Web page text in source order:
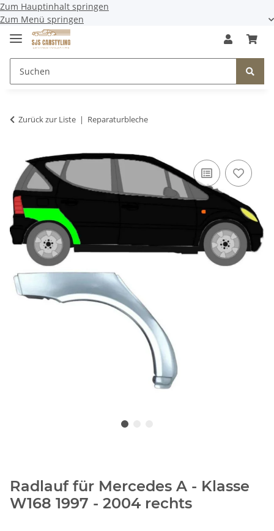
Zum Hauptinhalt springen
Zum Menü springen
Zurück zur Liste Reparaturbleche
Radlauf für Mercedes A - Klasse
W168 1997 - 2004 rechts